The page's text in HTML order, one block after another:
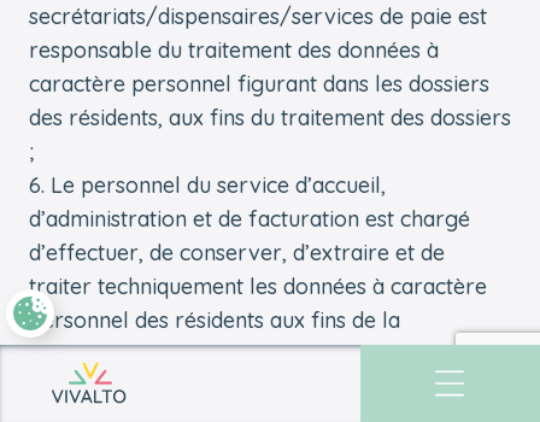
Retourner à l'accueil
secrétariats/dispensaires/services de paie est
responsable du traitement des données à
caractère personnel figurant dans les dossiers
des résidents, aux fins du traitement des dossiers
;
Le personnel du service d’accueil,
d’administration et de facturation est chargé
d’effectuer, de conserver, d’extraire et de
traiter techniquement les données à caractère
personnel des résidents aux fins de la
facturation ;
Le personnel du service social est